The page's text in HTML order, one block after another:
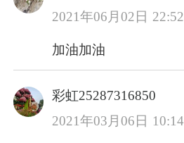
2021年06月02日 22:52
加油加油
彩虹25287316850
2021年03月06日 10:14